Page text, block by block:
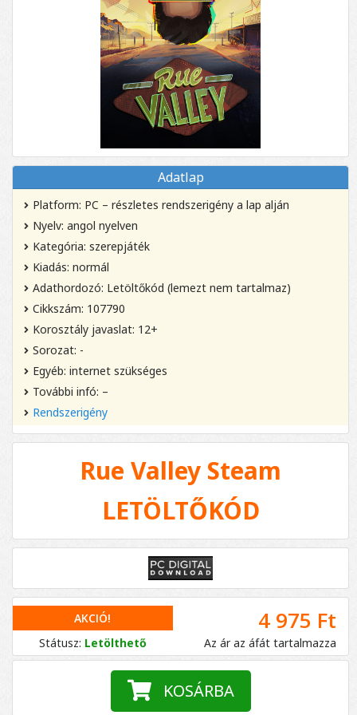
Adatlap
Platform: PC – részletes rendszerigény a lap alján
Nyelv: angol nyelven
Kategória: szerepjáték
Kiadás: normál
Adathordozó: Letöltőkód (lemezt nem tartalmaz)
Cikkszám: 107790
Korosztály javaslat: 12+
Sorozat: -
Egyéb: internet szükséges
További infó: –
Rendszerigény
Rue Valley Steam
LETÖLTŐKÓD
AKCIÓ!
Státusz: Letölthető
4 975 Ft
Az ár az áfát tartalmazza
KOSÁRBA